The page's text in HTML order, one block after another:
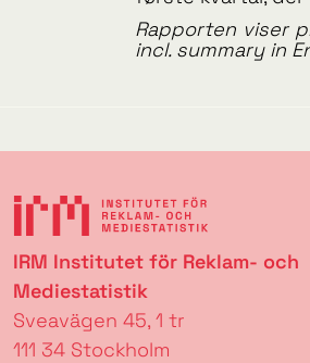
Rapporten viser
incl. summary in
IRM Institutet för Reklam- och
Mediestatistik
Sveavägen 45, 1 tr
111 34 Stockholm